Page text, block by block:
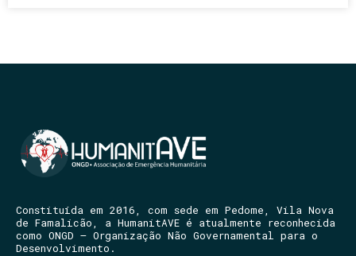
Constituída em 2016, com sede em Pedome, Vila Nova
de Famalicão, a HumanitAVE é atualmente reconhecida
como ONGD – Organização Não Governamental para o
Desenvolvimento.